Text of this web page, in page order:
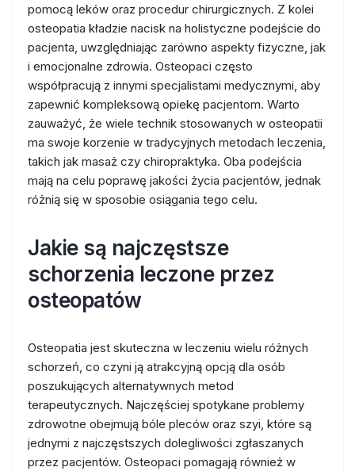
pomocą leków oraz procedur chirurgicznych. Z kolei
osteopatia kładzie nacisk na holistyczne podejście do
pacjenta, uwzględniając zarówno aspekty fizyczne, jak
i emocjonalne zdrowia. Osteopaci często
współpracują z innymi specjalistami medycznymi, aby
zapewnić kompleksową opiekę pacjentom. Warto
zauważyć, że wiele technik stosowanych w osteopatii
ma swoje korzenie w tradycyjnych metodach leczenia,
takich jak masaż czy chiropraktyka. Oba podejścia
mają na celu poprawę jakości życia pacjentów, jednak
różnią się w sposobie osiągania tego celu.
Jakie są najczęstsze
schorzenia leczone przez
osteopatów
Osteopatia jest skuteczna w leczeniu wielu różnych
schorzeń, co czyni ją atrakcyjną opcją dla osób
poszukujących alternatywnych metod
terapeutycznych. Najczęściej spotykane problemy
zdrowotne obejmują bóle pleców oraz szyi, które są
jednymi z najczęstszych dolegliwości zgłaszanych
przez pacjentów. Osteopaci pomagają również w